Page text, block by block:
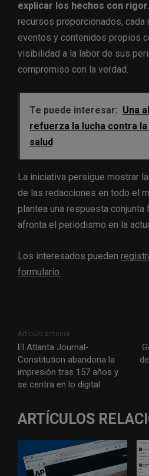
explicar los hechos con rigor.
recursos proporcionados, cada
eventos y contenidos propios
visibilidad a la labor de sus
compromiso con la verdad.
Te puede interesar: Una
refuerza la lucha contra
salud
La iniciativa persigue mostrar
de las redacciones en todo el
plantea una respuesta
afronta el periodismo en la
Los interesados pueden
formulario.
Artículo anterior
El Atlanta Journal-
Constitution abandona la
impresión tras 157 años y
se centra en lo digital
ARTÍCULOS